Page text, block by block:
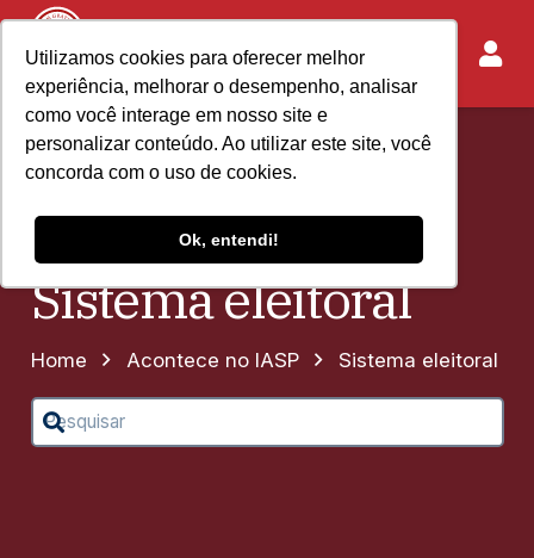
Utilizamos cookies para oferecer melhor
experiência, melhorar o desempenho, analisar
como você interage em nosso site e
personalizar conteúdo. Ao utilizar este site, você
concorda com o uso de cookies.
Ok, entendi!
Sistema eleitoral
Home Acontece no IASP Sistema eleitoral